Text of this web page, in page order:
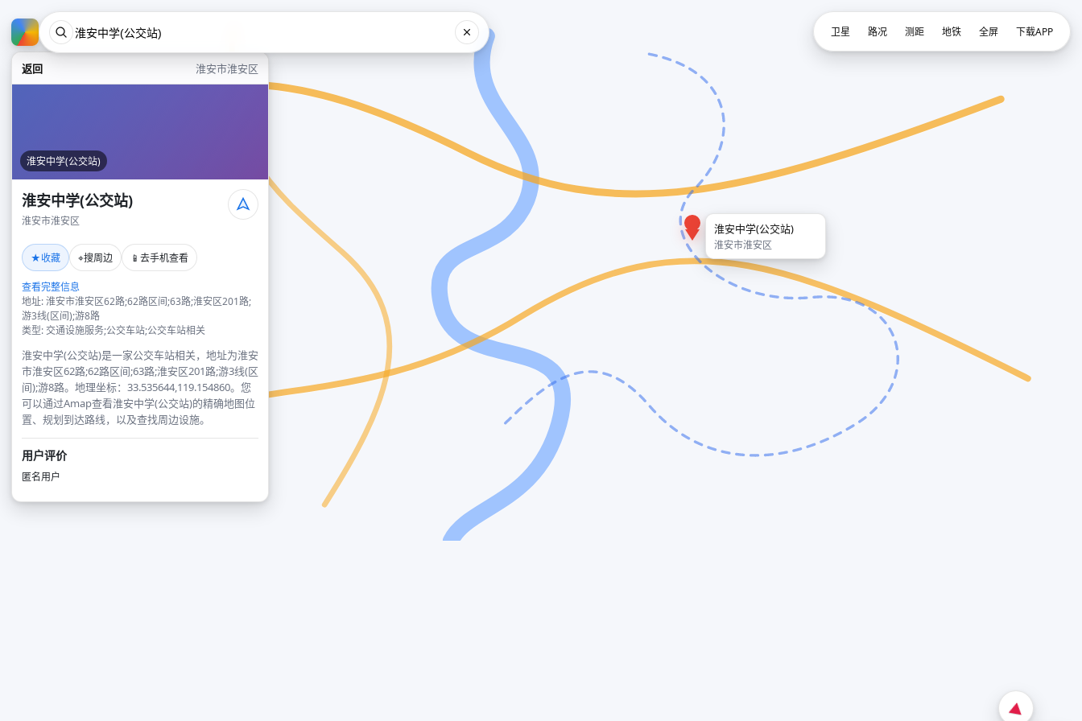
返回 淮安市淮安区
淮安中学(公交站)
淮安中学(公交站)
淮安市淮安区
★收藏 ⌖搜周边 📱 去手机查看
查看完整信息
地址: 淮安市淮安区62路;62路区间;63路;淮安区201路;
游3线(区间);游8路
类型: 交通设施服务;公交车站;公交车站相关
淮安中学(公交站)是一家公交车站相关，地址为淮安
市淮安区62路;62路区间;63路;淮安区201路;游3线(区
间);游8路。地理坐标：33.535644,119.154860。您
可以通过Amap查看淮安中学(公交站)的精确地图位
置、规划到达路线，以及查找周边设施。
用户评价
匿名用户
淮安中学(公交站)
淮安市淮安区
卫星 路况 测距 地铁 全屏 下载APP